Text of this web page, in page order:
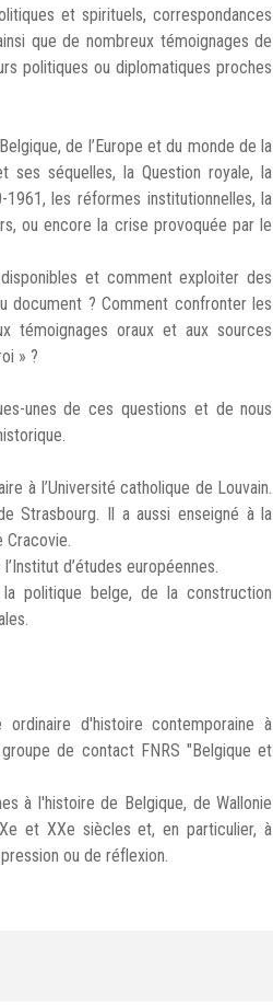
et spirituels, correspondances
que de nombreux témoignages de
politiques ou diplomatiques proches
de l’Europe et du monde de la
séquelles, la Question royale, la
1961, les réformes institutionnelles, la
ou encore la crise provoquée par le
et comment exploiter des
document ? Comment confronter les
témoignages oraux et aux sources
» ?
unes de ces questions et de nous
à l’Université catholique de Louvain.
Strasbourg. Il a aussi enseigné à la
Cracovie.
d’études européennes.
politique belge, de la construction
d'histoire contemporaine à
de contact FNRS "Belgique et
à l'histoire de Belgique, de Wallonie
et XXe siècles et, en particulier, à
ou de réflexion.